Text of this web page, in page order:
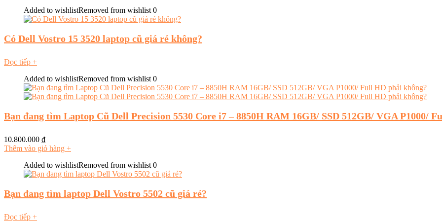
Added to wishlistRemoved from wishlist 0
Có Dell Vostro 15 3520 laptop cũ giá rẻ không?
Đọc tiếp +
Added to wishlistRemoved from wishlist 0
Bạn đang tìm Laptop Cũ Dell Precision 5530 Core i7 – 8850H RAM 16GB/ SSD 512GB/ VGA P1000/
10.800.000 ₫
Thêm vào giỏ hàng +
Added to wishlistRemoved from wishlist 0
Bạn đang tìm laptop Dell Vostro 5502 cũ giá rẻ?
Đọc tiếp +